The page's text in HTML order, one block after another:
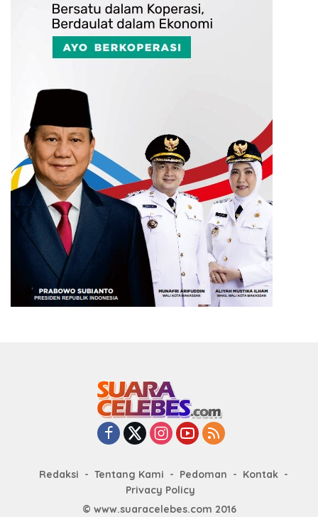
Redaksi Tentang Kami Pedoman
Kontak
Privacy Policy
© www.suaracelebes.com 2016